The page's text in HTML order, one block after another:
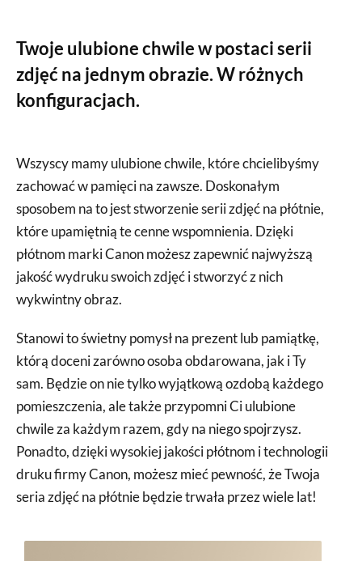
Twoje ulubione chwile w postaci serii
zdjęć na jednym obrazie. W różnych
konfiguracjach.
Wszyscy mamy ulubione chwile, które chcielibyśmy
zachować w pamięci na zawsze. Doskonałym
sposobem na to jest stworzenie serii zdjęć na płótnie,
które upamiętnią te cenne wspomnienia. Dzięki
płótnom marki Canon możesz zapewnić najwyższą
jakość wydruku swoich zdjęć i stworzyć z nich
wykwintny obraz.
Stanowi to świetny pomysł na prezent lub pamiątkę,
którą doceni zarówno osoba obdarowana, jak i Ty
sam. Będzie on nie tylko wyjątkową ozdobą każdego
pomieszczenia, ale także przypomni Ci ulubione
chwile za każdym razem, gdy na niego spojrzysz.
Ponadto, dzięki wysokiej jakości płótnom i technologii
druku firmy Canon, możesz mieć pewność, że Twoja
seria zdjęć na płótnie będzie trwała przez wiele lat!